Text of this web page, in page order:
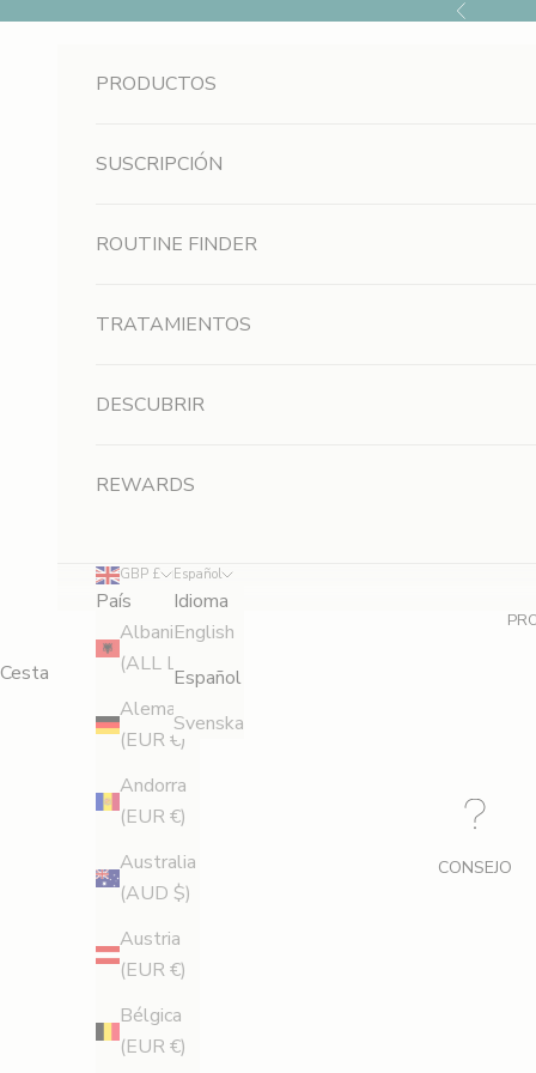
Anterior
PRODUCTOS
SUSCRIPCIÓN
ROUTINE FINDER
TRATAMIENTOS
DESCUBRIR
REWARDS
GBP £
País
Albania
(ALL L)
Alemania
(EUR €)
Andorra
(EUR €)
Australia
(AUD $)
Austria
(EUR €)
Bélgica
(EUR €)
Español
Idioma
English
Español
Svenska
Cesta
CONSEJO
r
n